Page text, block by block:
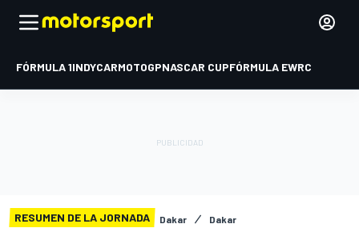
FÓRMULA 1INDYCARMOTOGPNASCAR CUPFÓRMULA EWRC
RESUMEN DE LA JORNADA Dakar Dakar